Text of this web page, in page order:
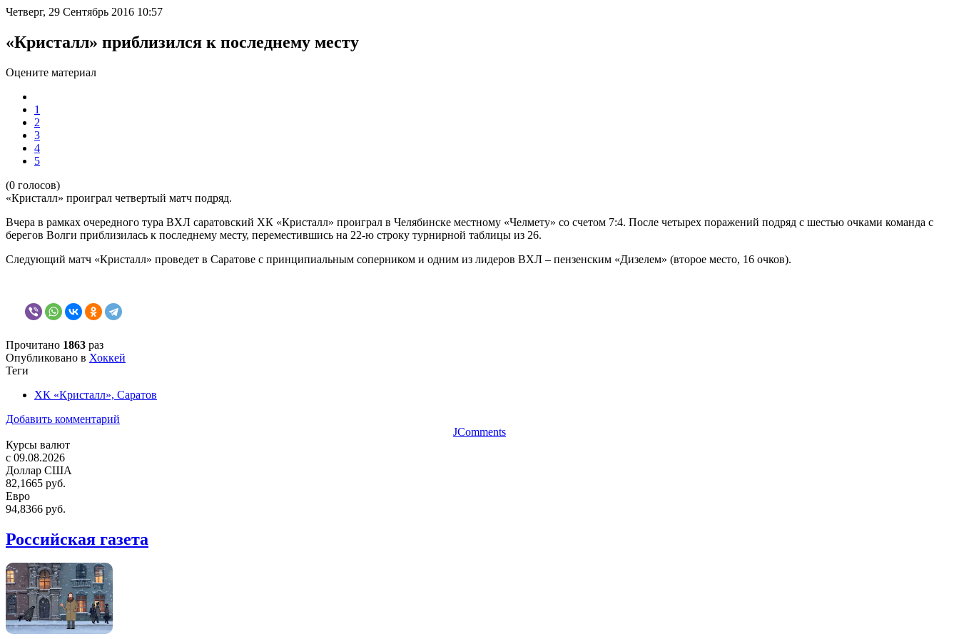
Четверг, 29 Сентябрь 2016 10:57
«Кристалл» приблизился к последнему месту
Оцените материал
1
2
3
4
5
(0 голосов)
«Кристалл» проиграл четвертый матч подряд.
Вчера в рамках очередного тура ВХЛ саратовский ХК «Кристалл» проиграл в Челябинске местному «Челмету» со счетом 7:4. После четырех поражений подряд с шестью очками команда с
берегов Волги приблизилась к последнему месту, переместившись на 22-ю строку турнирной таблицы из 26.
Следующий матч «Кристалл» проведет в Саратове с принципиальным соперником и одним из лидеров ВХЛ – пензенским «Дизелем» (второе место, 16 очков).
Прочитано 1863 раз
Опубликовано в Хоккей
Теги
ХК «Кристалл», Саратов
Добавить комментарий
JComments
Курсы валют
c 09.08.2026
Доллар США
82,1665 руб.
Евро
94,8366 руб.
Российская газета